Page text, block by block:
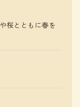
桜とともに春を